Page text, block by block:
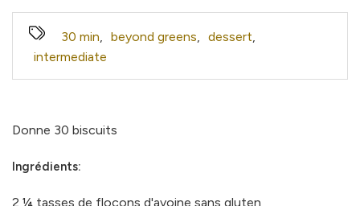
30 min, beyond greens, dessert,
intermediate
Donne 30 biscuits
Ingrédients:
2 ¼ tasses de flocons d'avoine sans gluten